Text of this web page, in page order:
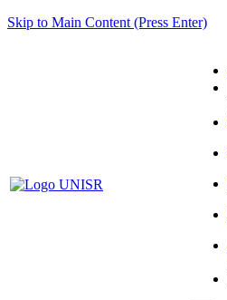
Skip to Main Content (Press Enter)